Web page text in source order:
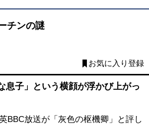
チンの謎
お気に入り登録
息子」という横顔が浮かび上がっ
BBC放送が「灰色の枢機卿」と評し